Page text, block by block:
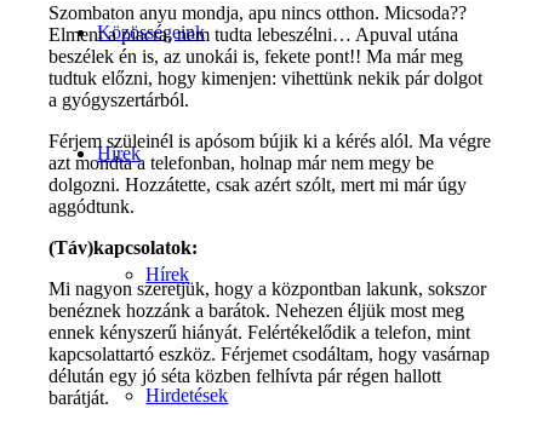
Közösségeink
Hírek
Hírek
Hirdetések
Szombaton anyu mondja, apu nincs otthon. Micsoda??
Elment a piacra, nem tudta lebeszélni… Apuval utána
beszélek én is, az unokái is, fekete pont!! Ma már meg
tudtuk előzni, hogy kimenjen: vihettünk nekik pár dolgot
a gyógyszertárból.
Férjem szüleinél is apósom bújik ki a kérés alól. Ma végre
azt mondta a telefonban, holnap már nem megy be
dolgozni. Hozzátette, csak azért szólt, mert mi már úgy
aggódtunk.
(Táv)kapcsolatok:
Mi nagyon szeretjük, hogy a központban lakunk, sokszor
benéznek hozzánk a barátok. Nehezen éljük most meg
ennek kényszerű hiányát. Felértékelődik a telefon, mint
kapcsolattartó eszköz. Férjemet csodáltam, hogy vasárnap
délután egy jó séta közben felhívta pár régen hallott
barátját.